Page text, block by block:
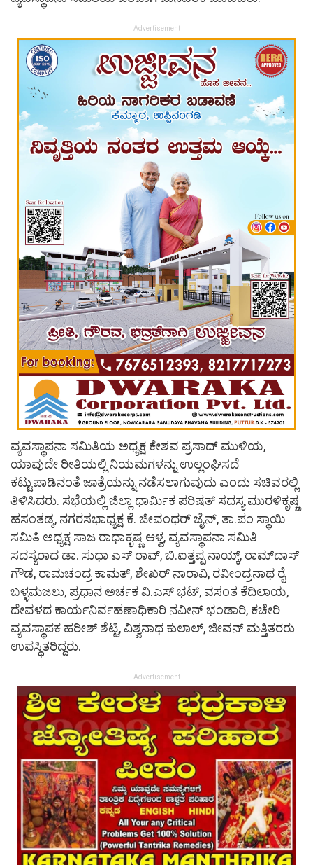
Advertisement
ವ್ಯವಸ್ಥಾಪನಾ ಸಮಿತಿಯ ಅಧ್ಯಕ್ಷ ಕೇಶವ ಪ್ರಸಾದ್ ಮುಳಿಯ,
ಯಾವುದೇ ರೀತಿಯಲ್ಲಿ ನಿಯಮಗಳನ್ನು ಉಲ್ಲಂಘಿಸದೆ
ಕಟ್ಟುಪಾಡಿನಂತೆ ಜಾತ್ರೆಯನ್ನು ನಡೆಸಲಾಗುವುದು ಎಂದು ಸಚಿವರಲ್ಲಿ
ತಿಳಿಸಿದರು. ಸಭೆಯಲ್ಲಿ ಜಿಲ್ಲಾ ಧಾರ್ಮಿಕ ಪರಿಷತ್ ಸದಸ್ಯ ಮುರಳಿಕೃಷ್ಣ
ಹಸಂತಡ್ಕ, ನಗರಸಭಾಧ್ಯಕ್ಷ ಕೆ. ಜೀವಂಧರ್ ಜೈನ್, ತಾ.ಪಂ ಸ್ಥಾಯಿ
ಸಮಿತಿ ಅಧ್ಯಕ್ಷ ಸಾಜ ರಾಧಾಕೃಷ್ಣ ಆಳ್ವ, ವ್ಯವಸ್ಥಾಪನಾ ಸಮಿತಿ
ಸದಸ್ಯರಾದ ಡಾ. ಸುಧಾ ಎಸ್ ರಾವ್, ಬಿ.ಐತ್ತಪ್ಪ ನಾಯ್ಕ್, ರಾಮ್‌ದಾಸ್
ಗೌಡ, ರಾಮಚಂದ್ರ ಕಾಮತ್, ಶೇಖರ್ ನಾರಾವಿ, ರವೀಂದ್ರನಾಥ ರೈ
ಬಳ್ಳಮಜಲು, ಪ್ರಧಾನ ಅರ್ಚಕ ವಿ.ಎಸ್ ಭಟ್, ವಸಂತ ಕೆದಿಲಾಯ,
ದೇವಳದ ಕಾರ್ಯನಿರ್ವಹಣಾಧಿಕಾರಿ ನವೀನ್ ಭಂಡಾರಿ, ಕಚೇರಿ
ವ್ಯವಸ್ಥಾಪಕ ಹರೀಶ್ ಶೆಟ್ಟಿ, ವಿಶ್ವನಾಥ ಕುಲಾಲ್, ಜೀವನ್ ಮತ್ತಿತರರು
ಉಪಸ್ಥಿತರಿದ್ದರು.
Advertisement